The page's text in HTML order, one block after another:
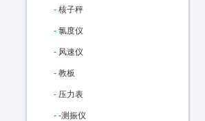
- 核子秤
- 氯度仪
- 风速仪
- 教板
- 压力表
- -测振仪